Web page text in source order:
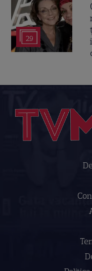
29